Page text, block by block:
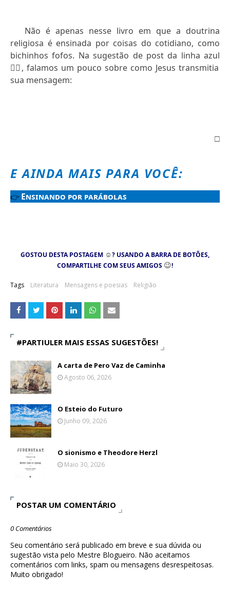
Não é apenas nesse livro em que a doutrina
religiosa é ensinada por coisas do cotidiano, como
bichinhos fofos. Na sugestão de post da linha azul
👇🏻 , falamos um pouco sobre como Jesus transmitia
sua mensagem:
□
E AINDA MAIS PARA VOCÊ:
👉 Ensinando por parábolas
GOSTOU DESTA POSTAGEM ☺? USANDO A BARRA DE BOTÕES,
COMPARTILHE COM SEUS AMIGOS 😉!
Tags Literatura Mensagens e poesias Religião
#PARTIULER MAIS ESSAS SUGESTÕES!
A carta de Pero Vaz de Caminha
Agosto 06, 2026
O Esteio do Futuro
Junho 09, 2026
O sionismo e Theodore Herzl
Maio 30, 2026
POSTAR UM COMENTÁRIO
0 Comentários
Seu comentário será publicado em breve e sua dúvida ou
sugestão vista pelo Mestre Blogueiro. Não aceitamos
comentários com links, spam ou mensagens desrespeitosas.
Muito obrigado!